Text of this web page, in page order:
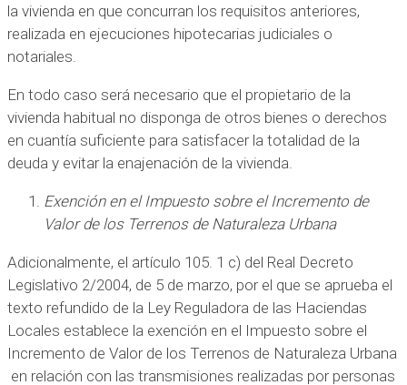
la vivienda en que concurran los requisitos anteriores,
realizada en ejecuciones hipotecarias judiciales o
notariales.
En todo caso será necesario que el propietario de la
vivienda habitual no disponga de otros bienes o derechos
en cuantía suficiente para satisfacer la totalidad de la
deuda y evitar la enajenación de la vivienda.
Exención en el Impuesto sobre el Incremento de
Valor de los Terrenos de Naturaleza Urbana
Adicionalmente, el artículo 105. 1 c) del Real Decreto
Legislativo 2/2004, de 5 de marzo, por el que se aprueba el
texto refundido de la Ley Reguladora de las Haciendas
Locales establece la exención en el Impuesto sobre el
Incremento de Valor de los Terrenos de Naturaleza Urbana
en relación con las transmisiones realizadas por personas